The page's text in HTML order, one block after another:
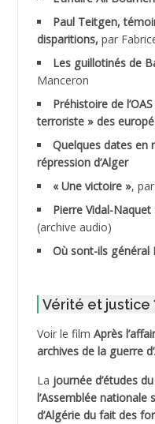
ADALMI
ADANE Ramdane *
ADDAD
ADDALA Boualem*
ADDANE
ADDECHE Rachid
ADELIOUAT Vve AIT
ADJANI Khaled
ADJAOUT
Paul Teitgen,
disparitions, par
Les guillotinés de
Manceron
Préhistoire de
terroriste » des
Quelques dates en
répression d’Alger
« Une victoire »,
Pierre Vidal-
(archive audio)
Où sont-ils général
Vérité et justice
Voir le film Après
archives de la guerre
La journée d’études
l’Assemblée nationale
d’Algérie du fait des